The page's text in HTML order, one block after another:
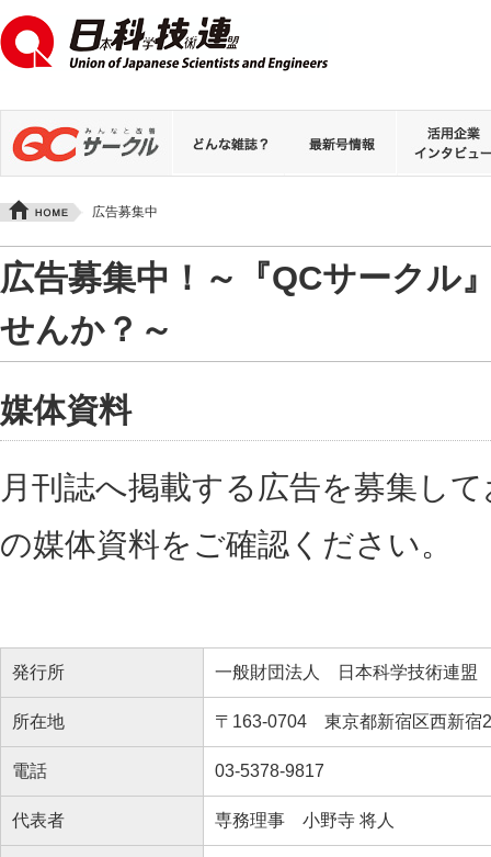
広告募集中
広告募集中！～『QCサークル
せんか？～
媒体資料
月刊誌へ掲載する広告を募集し
の媒体資料をご確認ください。
発行所 一般財団法人 日本科学技術連盟
所在地 〒163-0704 東京都新宿区西新宿
電話 03-5378-9817
代表者 専務理事 小野寺 将人